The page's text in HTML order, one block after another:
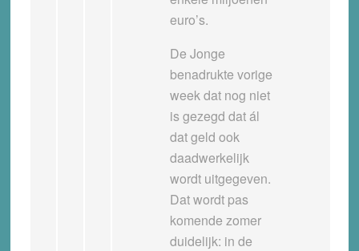
euro’s.
De Jonge
benadrukte vorige
week dat nog niet
is gezegd dat ál
dat geld ook
daadwerkelijk
wordt uitgegeven.
Dat wordt pas
komende zomer
duidelijk: in de